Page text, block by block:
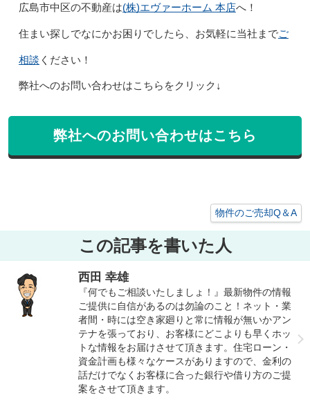
広島市中区の不動産は(株)エヴァーホーム 本店へ！
住まい探しでなにかお困りでしたら、お気軽に当社までご
相談 ください！
弊社へのお問い合わせはこちらをクリック↓
弊社へのお問い合わせはこちら
物件のご売却Q＆A
この記事を書いた人
西田 幸雄
『何でもご相談いたしましょ！』最新物件の情報
ご提供に自信があるのは勿論のこと！ネット・業
者間・時には空き家廻りと常に情報が無いかアン
テナを張っており、お客様にどこよりも早くホッ
トな情報をお届けさせて頂きます。住宅ローン・
資金計画も様々なケースがありますので、金利の
話だけでなくお客様に合った銀行や借り方のご提
案をさせて頂きます。